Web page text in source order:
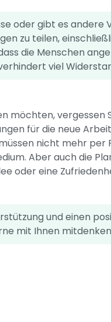
oder gibt es andere
zu teilen,
die Menschen
viel
möchten, vergessen
für die neue
nicht mehr per
Aber auch die
oder eine
und einen
mit Ihnen